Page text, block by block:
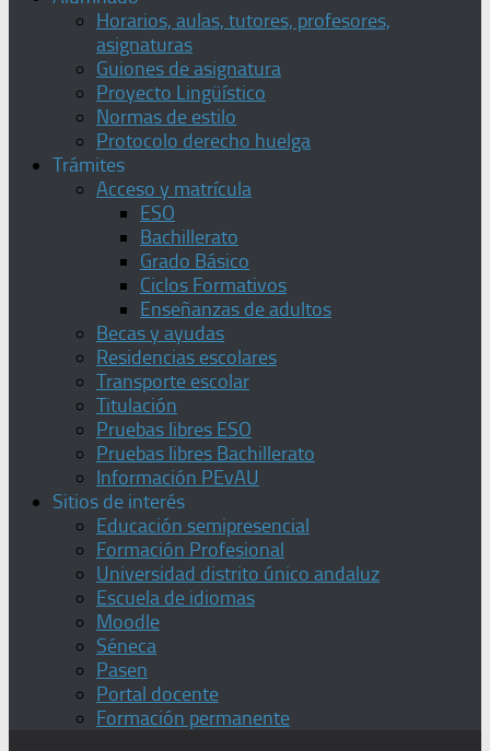
Horarios, aulas, tutores, profesores,
asignaturas
Guiones de asignatura
Proyecto Lingüístico
Normas de estilo
Protocolo derecho huelga
Trámites
Acceso y matrícula
ESO
Bachillerato
Grado Básico
Ciclos Formativos
Enseñanzas de adultos
Becas y ayudas
Residencias escolares
Transporte escolar
Titulación
Pruebas libres ESO
Pruebas libres Bachillerato
Información PEvAU
Sitios de interés
Educación semipresencial
Formación Profesional
Universidad distrito único andaluz
Escuela de idiomas
Moodle
Séneca
Pasen
Portal docente
Formación permanente